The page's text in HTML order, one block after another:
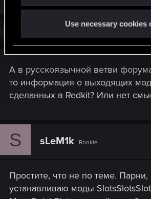
Use necessary cookies
Dmitriy_1981 Senior user
А в русскоязычной ветви
то информация о выходящих
сделанных в Redkit? Или нет
S sLeM1k Rookie
Простите, что не по теме. Парни,
устанавливаю моды